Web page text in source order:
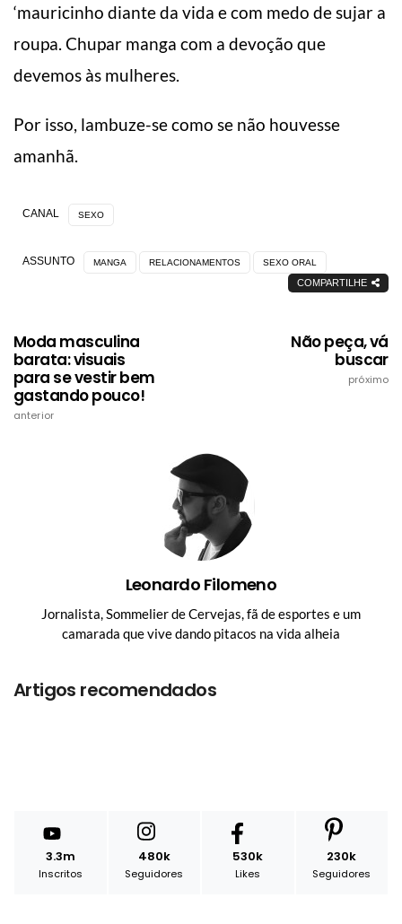
‘mauricinho diante da vida e com medo de sujar a
roupa. Chupar manga com a devoção que
devemos às mulheres.
Por isso, lambuze-se como se não houvesse
amanhã.
CANAL SEXO
ASSUNTO MANGA RELACIONAMENTOS SEXO ORAL
COMPARTILHE
Moda masculina
barata: visuais
para se vestir bem
gastando pouco!
anterior
Não peça, vá
buscar
próximo
Leonardo Filomeno
Jornalista, Sommelier de Cervejas, fã de esportes e um
camarada que vive dando pitacos na vida alheia
Artigos recomendados
3.3m
Inscritos
480k
Seguidores
530k
Likes
230k
Seguidores